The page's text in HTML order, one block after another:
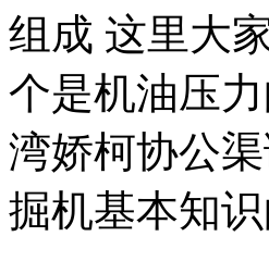
组成 这里大
个是机油压
湾娇柯协公
掘机基本知